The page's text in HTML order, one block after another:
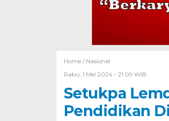
Home / Nasional
Rabu, 1 Mei 2024 - 21:09 WIB
Setukpa
Pendidikan